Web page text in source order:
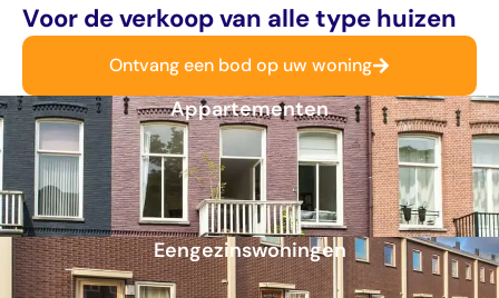
Voor de verkoop van alle type huizen
Ontvang een bod op uw woning
Appartementen
Eengezinswoningen